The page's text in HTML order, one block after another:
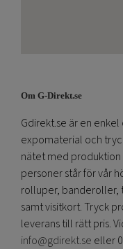
Om G-Direkt.se
Gdirekt.se är en
expomaterial och
nätet med produktion
personer står för vår
rolluper, banderoller,
samt visitkort. Tryck
leverans till rätt pris.
info@gdirekt.se eller